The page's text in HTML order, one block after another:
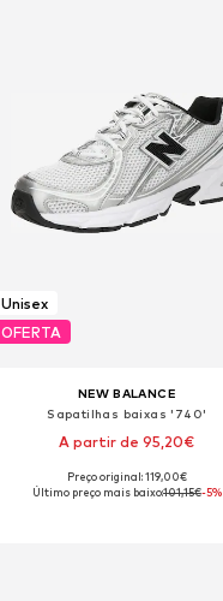
Unisex
OFERTA
NEW BALANCE
Sapatilhas baixas '740'
A partir de 95,20€
+6
Disponível em vários tamanhos
Preço original: 119,00€
Último preço mais baixo:101,15€-5%